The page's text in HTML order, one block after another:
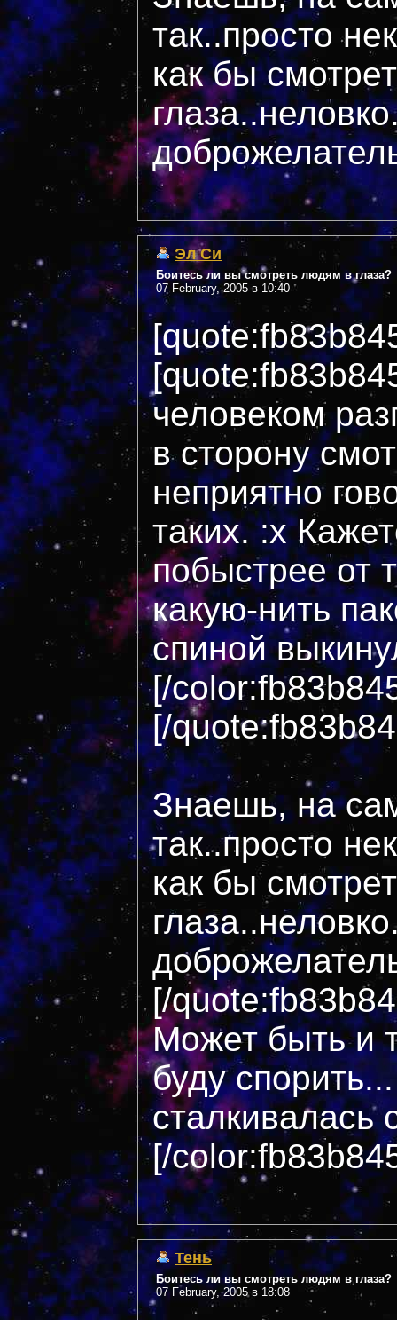
так..просто
как бы
Эл Си
Боитесь ли вы смотреть людям в глаза?
07 February, 2005 в 10:40
человеком
в сторону
неприятно
таких. :x
побыстрее от
какую-нить
спиной
[/
[/
Знаешь, на
так..просто
как бы
[/
Может быть и
буду
сталкивалась
[/
Тень
Боитесь ли вы смотреть людям в глаза?
07 February, 2005 в 18:08